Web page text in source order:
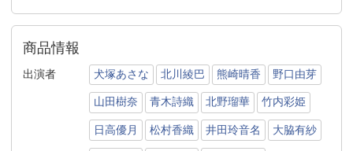
商品情報
出演者 犬塚あさな 北川綾巴 熊崎晴香 野口由芽
山田樹奈 青木詩織 北野瑠華 竹内彩姫
日高優月 松村香織 井田玲音名 大脇有紗